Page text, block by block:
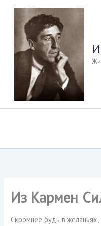
Перейти
содержимому
Из Кармен
Скромнее будь в желаньях,